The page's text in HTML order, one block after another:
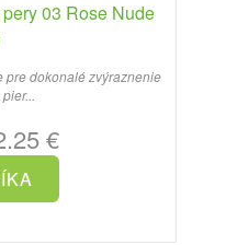
03 Rose Nude
pre dokonalé zvýraznenie
€